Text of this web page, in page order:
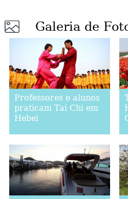
Galeria de
Professores e alunos
praticam Tai Chi em
Hebei